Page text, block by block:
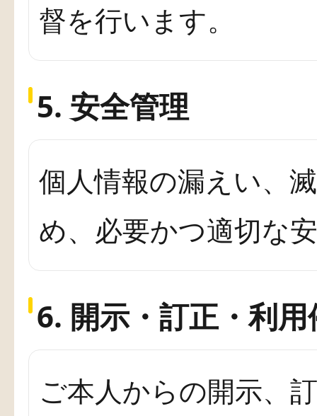
督を行います。
5. 安全管理
個人情報の漏えい、
め、必要かつ適切な
6. 開示・訂正・利
ご本人からの開示、